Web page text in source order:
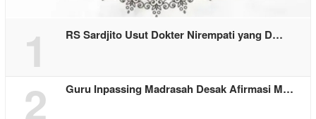
1 RS Sardjito Usut Dokter Nirempati yang D…
2 Guru Inpassing Madrasah Desak Afirmasi M…